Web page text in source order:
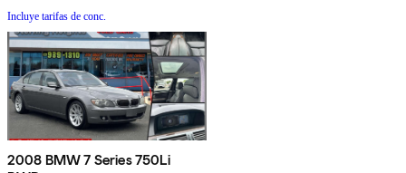
Incluye tarifas de conc.
2008 BMW 7 Series 750Li